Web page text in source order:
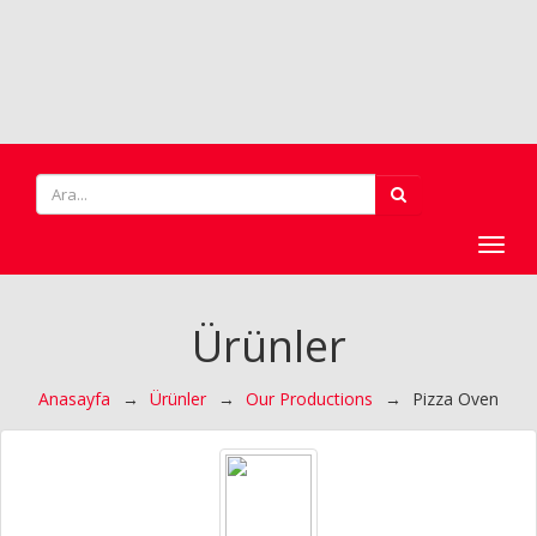
Ürünler
Anasayfa → Ürünler → Our Productions → Pizza Oven